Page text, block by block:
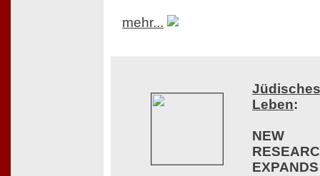
mehr...
Jüdisches
Leben:
NEW
EXPANDS